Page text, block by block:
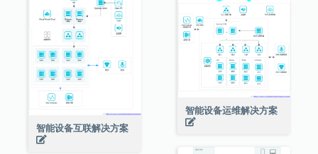
智能设备互联解决方案
智能设备运维解决方案